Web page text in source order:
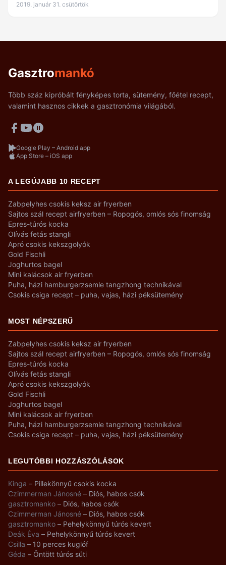
2019. január 31. csütörtök
Gasztromankó
Több száz kipróbált fényképes torta, sütemény, főétel recept,
valamint hasznos cikkek a gasztronómia világából.
Google Play – Android app
App Store – iOS app
A LEGÚJABB 10 RECEPT
Zabpelyhes csokis keksz air fryerben
Sajtos szál recept airfryerben – Ropogós, omlós sós finomság
Epres-túrós kocka
Olívás fetás stangli
Apró csokis kekszgolyók
Gold Fischli
Joghurtos bagel
Mini kalácsok air fryerben
Puha, házi hamburgerzsemle tangzhong technikával
Csokis csiga recept – puha, vajas, házi péksütemény
MOST NÉPSZERŰ
Zabpelyhes csokis keksz air fryerben
Sajtos szál recept airfryerben – Ropogós, omlós sós finomság
Epres-túrós kocka
Olívás fetás stangli
Apró csokis kekszgolyók
Gold Fischli
Joghurtos bagel
Mini kalácsok air fryerben
Puha, házi hamburgerzsemle tangzhong technikával
Csokis csiga recept – puha, vajas, házi péksütemény
LEGUTÓBBI HOZZÁSZÓLÁSOK
Kinga – Pillekönnyű csokis kocka
Czimmerman Jánosné – Diós, habos csók
gasztromanko – Diós, habos csók
Czimmerman Jánosné – Diós, habos csók
gasztromanko – Pehelykönnyű túrós kevert
Deák Éva – Pehelykönnyű túrós kevert
Csilla – 10 perces kuglóf
Géda – Öntött túrós süti